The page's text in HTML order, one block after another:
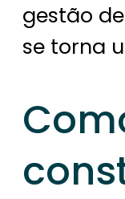
gestão
se torna